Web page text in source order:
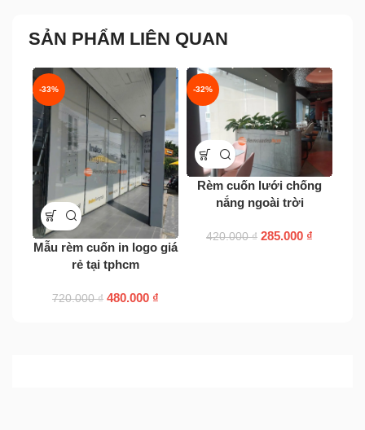
SẢN PHẨM LIÊN QUAN
-33%
Mẫu rèm cuốn in logo giá
rẻ tại tphcm
720.000₫ 480.000 ₫
-32%
Rèm cuốn lưới chống
nắng ngoài trời
420.000₫ 285.000 ₫